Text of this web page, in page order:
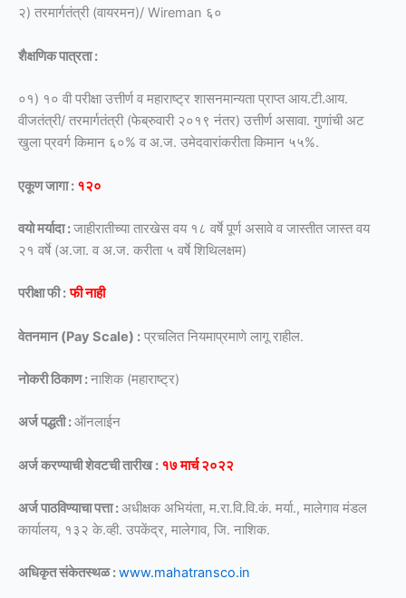
२) तरमार्गतंत्री (वायरमन)/ Wireman ६०
शैक्षणिक पात्रता :
०१) १० वी परीक्षा उत्तीर्ण व महाराष्ट्र शासनमान्यता प्राप्त आय.टी.आय.
वीजतंत्री/ तरमार्गतंत्री (फेब्रुवारी २०१९ नंतर) उत्तीर्ण असावा. गुणांची अट
खुला प्रवर्ग किमान ६०% व अ.ज. उमेदवारांकरीता किमान ५५%.
एकूण जागा : १२०
वयो मर्यादा :जाहीरातीच्या तारखेस वय १८ वर्षे पूर्ण असावे व जास्तीत जास्त वय
२१ वर्षे (अ.जा. व अ.ज. करीता ५ वर्षे शिथिलक्षम)
परीक्षा फी : फी नाही
वेतनमान (Pay Scale) : प्रचलित नियमाप्रमाणे लागू राहील.
नोकरी ठिकाण :नाशिक (महाराष्ट्र)
अर्ज पद्धती :ऑनलाईन
अर्ज करण्याची शेवटची तारीख : १७ मार्च २०२२
अर्ज पाठविण्याचा पत्ता :अधीक्षक अभियंता, म.रा.वि.वि.कं. मर्या., मालेगाव मंडल
कार्यालय, १३२ के.व्ही. उपकेंद्र, मालेगाव, जि. नाशिक.
अधिकृत संकेतस्थळ :www.mahatransco.in